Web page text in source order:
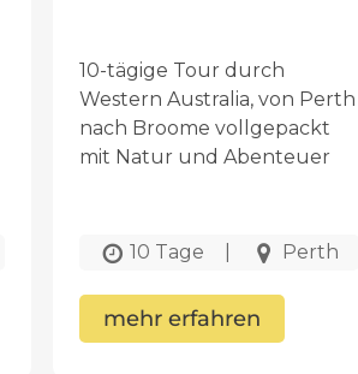
10-tägige Tour durch
Western Australia, von Perth
nach Broome vollgepackt
mit Natur und Abenteuer
10 Tage Perth
mehr erfahren